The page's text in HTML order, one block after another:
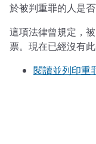
於被判重罪的人是
這項法律曾規定，
票。現在已經沒有此
閱讀並列印重